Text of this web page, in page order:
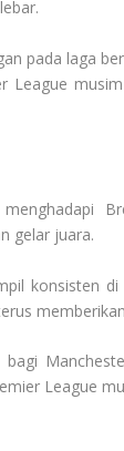
pada laga
League
gelar juara.
konsisten
League